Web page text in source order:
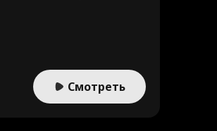
Смотреть